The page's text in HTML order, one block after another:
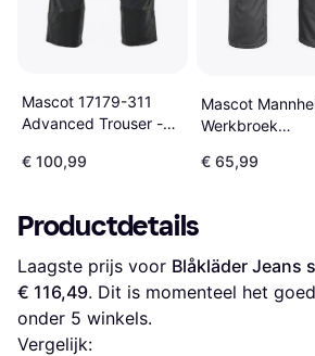
Mascot 17179-311
Advanced Trouser -
€ 100,99
Mascot
Werkbroek
€ 65,99
Productdetails
Laagste prijs voor Blåkläder Jeans
€ 116,49. Dit is momenteel het
onder 5 winkels.
Vergelijk: